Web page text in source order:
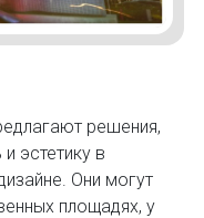
решения,
эстетику в
Они могут
площадях, у